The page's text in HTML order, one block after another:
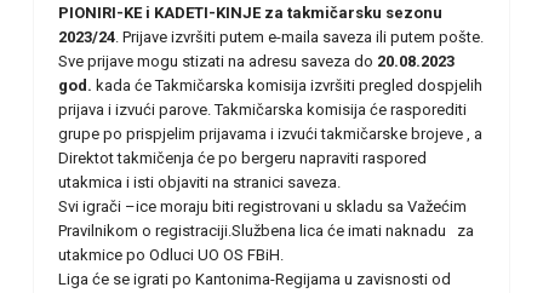
PIONIRI-KE i KADETI-KINJE za takmičarsku sezonu
2023/24. Prijave izvršiti putem e-maila saveza ili putem pošte.
Sve prijave mogu stizati na adresu saveza do 20.08.2023
god. kada će Takmičarska komisija izvršiti pregled dospjelih
prijava i izvući parove. Takmičarska komisija će rasporediti
grupe po prispjelim prijavama i izvući takmičarske brojeve , a
Direktot takmičenja će po bergeru napraviti raspored
utakmica i isti objaviti na stranici saveza.
Svi igrači –ice moraju biti registrovani u skladu sa Važećim
Pravilnikom o registraciji.Službena lica će imati naknadu za
utakmice po Odluci UO OS FBiH.
Liga će se igrati po Kantonima-Regijama u zavisnosti od